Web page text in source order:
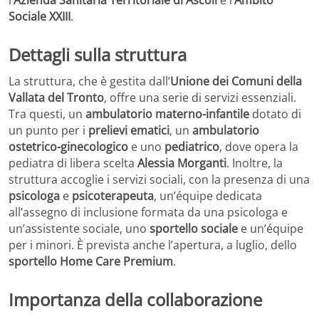
Sociale XXIII.
Dettagli sulla struttura
La struttura, che è gestita dall’Unione dei Comuni della
Vallata del Tronto, offre una serie di servizi essenziali.
Tra questi, un ambulatorio materno-infantile dotato di
un punto per i prelievi ematici, un ambulatorio
ostetrico-ginecologico e uno pediatrico, dove opera la
pediatra di libera scelta Alessia Morganti. Inoltre, la
struttura accoglie i servizi sociali, con la presenza di una
psicologa e psicoterapeuta, un’équipe dedicata
all’assegno di inclusione formata da una psicologa e
un’assistente sociale, uno sportello sociale e un’équipe
per i minori. È prevista anche l’apertura, a luglio, dello
sportello Home Care Premium.
Importanza della collaborazione